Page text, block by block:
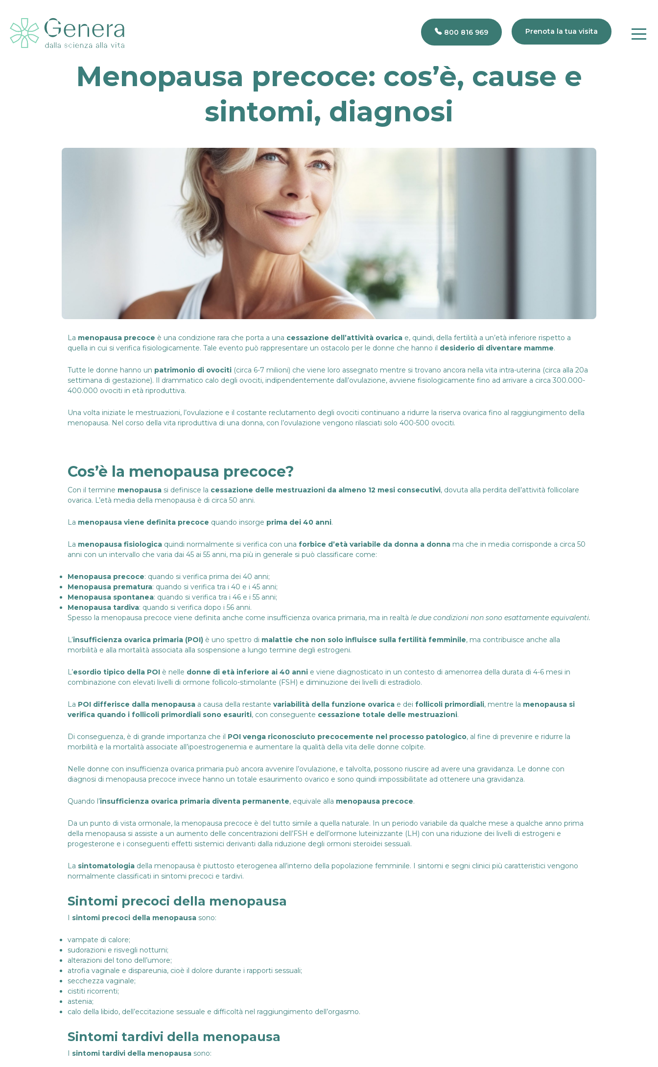
800 816 969 Prenota la tua visita
Menopausa precoce: cos’è, cause e
sintomi, diagnosi
La menopausa precoce è una condizione rara che porta a una cessazione dell’attività ovarica e, quindi, della fertilità a un’età inferiore rispetto a
quella in cui si verifica fisiologicamente. Tale evento può rappresentare un ostacolo per le donne che hanno il desiderio di diventare mamme.
Tutte le donne hanno un patrimonio di ovociti (circa 6-7 milioni) che viene loro assegnato mentre si trovano ancora nella vita intra-uterina (circa alla 20a
settimana di gestazione). Il drammatico calo degli ovociti, indipendentemente dall’ovulazione, avviene fisiologicamente fino ad arrivare a circa 300.000-
400.000 ovociti in età riproduttiva.
Una volta iniziate le mestruazioni, l’ovulazione e il costante reclutamento degli ovociti continuano a ridurre la riserva ovarica fino al raggiungimento della
menopausa. Nel corso della vita riproduttiva di una donna, con l’ovulazione vengono rilasciati solo 400-500 ovociti.
Cos’è la menopausa precoce?
Con il termine menopausa si definisce la cessazione delle mestruazioni da almeno 12 mesi consecutivi, dovuta alla perdita dell’attività follicolare
ovarica. L’età media della menopausa è di circa 50 anni.
La menopausa viene definita precoce quando insorge prima dei 40 anni.
La menopausa fisiologica quindi normalmente si verifica con una forbice d’età variabile da donna a donna ma che in media corrisponde a circa 50
anni con un intervallo che varia dai 45 ai 55 anni, ma più in generale si può classificare come:
Menopausa precoce: quando si verifica prima dei 40 anni;
Menopausa prematura: quando si verifica tra i 40 e i 45 anni;
Menopausa spontanea: quando si verifica tra i 46 e i 55 anni;
Menopausa tardiva: quando si verifica dopo i 56 anni.
Spesso la menopausa precoce viene definita anche come insufficienza ovarica primaria, ma in realtà le due condizioni non sono esattamente equivalenti.
L’insufficienza ovarica primaria (POI) è uno spettro di malattie che non solo influisce sulla fertilità femminile, ma contribuisce anche alla
morbilità e alla mortalità associata alla sospensione a lungo termine degli estrogeni.
L’esordio tipico della POI è nelle donne di età inferiore ai 40 anni e viene diagnosticato in un contesto di amenorrea della durata di 4-6 mesi in
combinazione con elevati livelli di ormone follicolo-stimolante (FSH) e diminuzione dei livelli di estradiolo.
La POI differisce dalla menopausa a causa della restante variabilità della funzione ovarica e dei follicoli primordiali, mentre la menopausa si
verifica quando i follicoli primordiali sono esauriti, con conseguente cessazione totale delle mestruazioni.
Di conseguenza, è di grande importanza che il POI venga riconosciuto precocemente nel processo patologico, al fine di prevenire e ridurre la
morbilità e la mortalità associate all’ipoestrogenemia e aumentare la qualità della vita delle donne colpite.
Nelle donne con insufficienza ovarica primaria può ancora avvenire l’ovulazione, e talvolta, possono riuscire ad avere una gravidanza. Le donne con
diagnosi di menopausa precoce invece hanno un totale esaurimento ovarico e sono quindi impossibilitate ad ottenere una gravidanza.
Quando l’insufficienza ovarica primaria diventa permanente, equivale alla menopausa precoce.
Da un punto di vista ormonale, la menopausa precoce è del tutto simile a quella naturale. In un periodo variabile da qualche mese a qualche anno prima
della menopausa si assiste a un aumento delle concentrazioni dell’FSH e dell’ormone luteinizzante (LH) con una riduzione dei livelli di estrogeni e
progesterone e i conseguenti effetti sistemici derivanti dalla riduzione degli ormoni steroidei sessuali.
La sintomatologia della menopausa è piuttosto eterogenea all’interno della popolazione femminile. I sintomi e segni clinici più caratteristici vengono
normalmente classificati in sintomi precoci e tardivi.
Sintomi precoci della menopausa
I sintomi precoci della menopausa sono:
vampate di calore;
sudorazioni e risvegli notturni;
alterazioni del tono dell’umore;
atrofia vaginale e dispareunia, cioè il dolore durante i rapporti sessuali;
secchezza vaginale;
cistiti ricorrenti;
astenia;
calo della libido, dell’eccitazione sessuale e difficoltà nel raggiungimento dell’orgasmo.
Sintomi tardivi della menopausa
I sintomi tardivi della menopausa sono: